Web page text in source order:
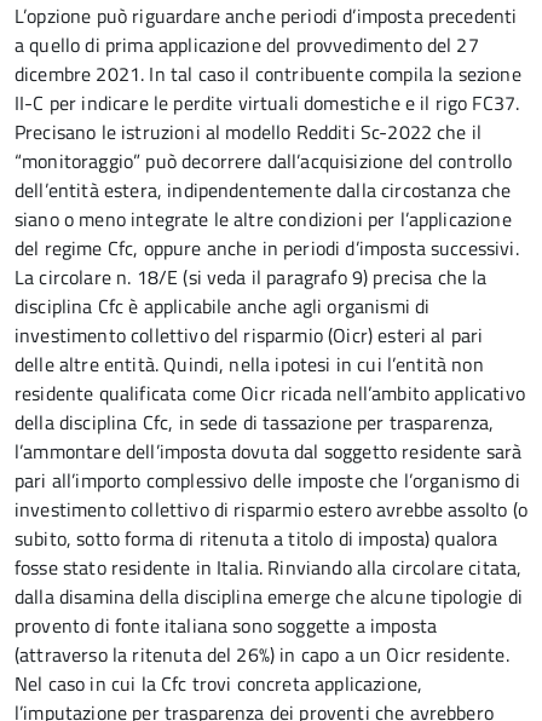
L’opzione può riguardare anche periodi d’imposta precedenti
a quello di prima applicazione del provvedimento del 27
dicembre 2021. In tal caso il contribuente compila la sezione
II-C per indicare le perdite virtuali domestiche e il rigo FC37.
Precisano le istruzioni al modello Redditi Sc-2022 che il
“monitoraggio” può decorrere dall’acquisizione del controllo
dell’entità estera, indipendentemente dalla circostanza che
siano o meno integrate le altre condizioni per l’applicazione
del regime Cfc, oppure anche in periodi d’imposta successivi.
La circolare n. 18/E (si veda il paragrafo 9) precisa che la
disciplina Cfc è applicabile anche agli organismi di
investimento collettivo del risparmio (Oicr) esteri al pari
delle altre entità. Quindi, nella ipotesi in cui l’entità non
residente qualificata come Oicr ricada nell’ambito applicativo
della disciplina Cfc, in sede di tassazione per trasparenza,
l’ammontare dell’imposta dovuta dal soggetto residente sarà
pari all’importo complessivo delle imposte che l’organismo di
investimento collettivo di risparmio estero avrebbe assolto (o
subito, sotto forma di ritenuta a titolo di imposta) qualora
fosse stato residente in Italia. Rinviando alla circolare citata,
dalla disamina della disciplina emerge che alcune tipologie di
provento di fonte italiana sono soggette a imposta
(attraverso la ritenuta del 26%) in capo a un Oicr residente.
Nel caso in cui la Cfc trovi concreta applicazione,
l’imputazione per trasparenza dei proventi che avrebbero